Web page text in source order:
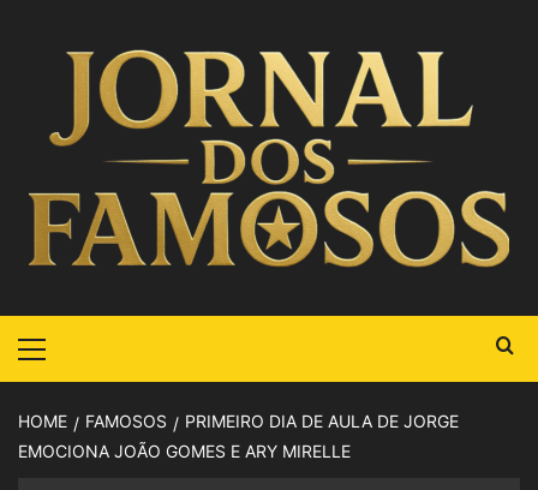
HOME FAMOSOS
PRIMEIRO DIA DE AULA DE JORGE
EMOCIONA JOÃO GOMES E ARY MIRELLE